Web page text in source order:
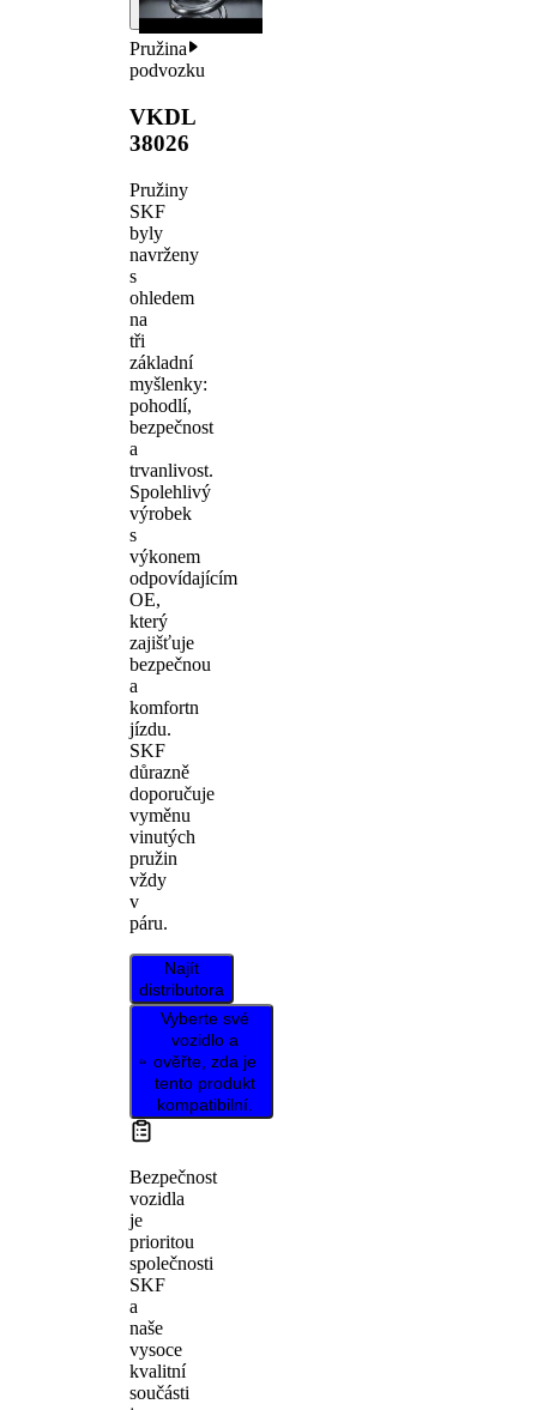
Pružina
podvozku
VKDL
38026
Pružiny
SKF
byly
navrženy
s
ohledem
na
tři
základní
myšlenky:
pohodlí,
bezpečnost
a
trvanlivost.
Spolehlivý
výrobek
s
výkonem
odpovídajícím
OE,
který
zajišťuje
bezpečnou
a
komfortn
jízdu.
SKF
důrazně
doporučuje
vyměnu
vinutých
pružin
vždy
v
páru.
Najít
distributora
Vyberte své
vozidlo a
ověřte, zda je
tento produkt
kompatibilní.
Bezpečnost
vozidla
je
prioritou
společnosti
SKF
a
naše
vysoce
kvalitní
součásti